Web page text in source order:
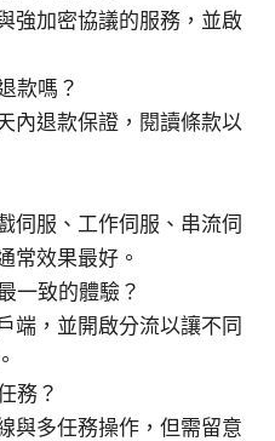
強加密協議的服務，並啟
款嗎？
內退款保證，閱讀條款以
伺服、工作伺服、串流伺
常效果最好。
一致的體驗？
端，並開啟分流以讓不同
務？
與多任務操作，但需留意